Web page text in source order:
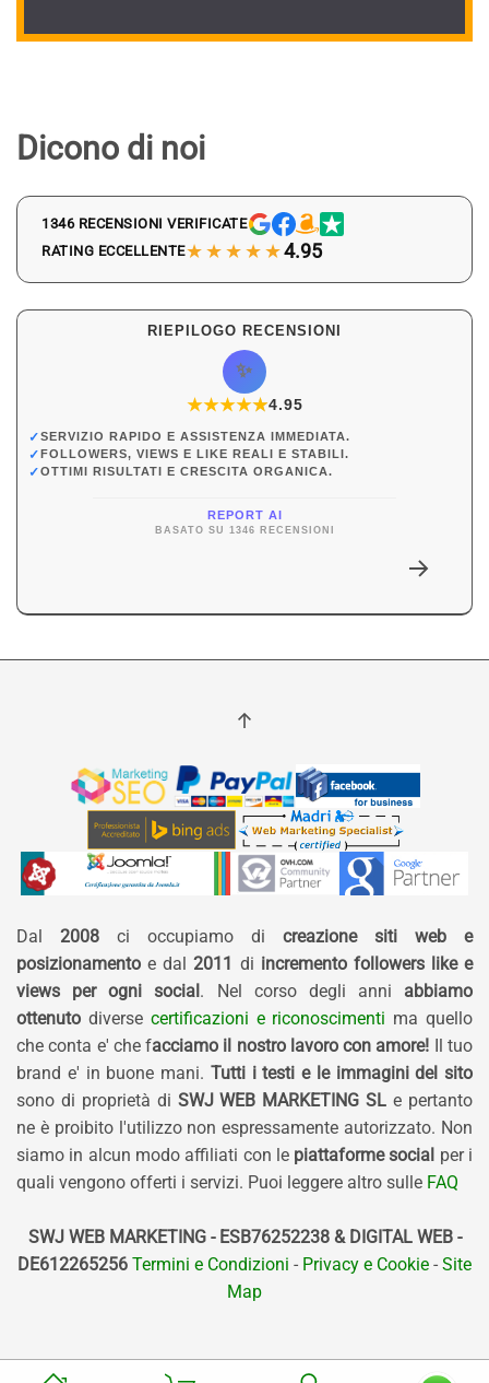
Dicono di noi
1346 RECENSIONI VERIFICATE
RATING ECCELLENTE★★★★★4.95
RIEPILOGO RECENSIONI
✨
★★★★★
★4.95
✓SERVIZIO RAPIDO E ASSISTENZA IMMEDIATA.
✓FOLLOWERS, VIEWS E LIKE REALI E STABILI.
✓OTTIMI RISULTATI E CRESCITA ORGANICA.
REPORT AI
BASATO SU 1346 RECENSIONI
Dal 2008 ci occupiamo di creazione siti web e
posizionamento e dal 2011 di incremento followers like e
views per ogni social. Nel corso degli anni abbiamo
ottenuto diverse certificazioni e riconoscimenti ma quello
che conta e' che facciamo il nostro lavoro con amore! Il tuo
brand e' in buone mani. Tutti i testi e le immagini del sito
sono di proprietà di SWJ WEB MARKETING SL e pertanto
ne è proibito l'utilizzo non espressamente autorizzato. Non
siamo in alcun modo affiliati con le piattaforme social per i
quali vengono offerti i servizi. Puoi leggere altro sulle FAQ
SWJ WEB MARKETING - ESB76252238 & DIGITAL WEB -
DE612265256 Termini e Condizioni - Privacy e Cookie - Site
Map